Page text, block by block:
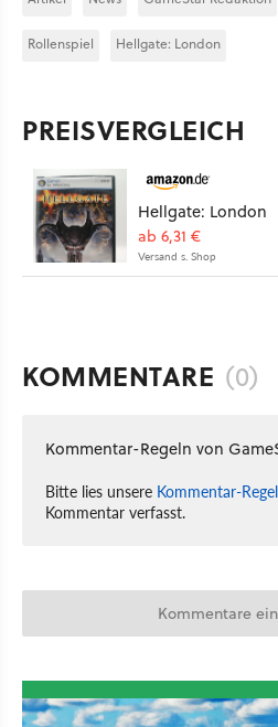
Rollenspiel Hellgate: London
PREISVERGLEICH
Hellgate: London
ab 6,31 €
Versand s. Shop
KOMMENTARE (0)
Kommentar-Regeln von
Bitte lies unsere Kommentar-
Kommentar verfasst.
Kommentare